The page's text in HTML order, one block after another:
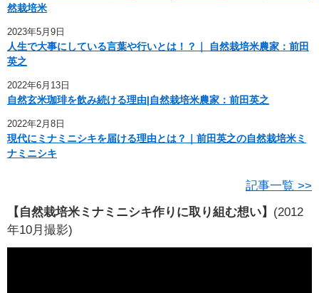
然栽培米
2023年5月9日
人生で大事にしている言葉や行いとは！？｜ 自然栽培米農家：前田
英之
2022年6月13日
自然玄米珈琲を飲み続ける理由|自然栽培米農家：前田英之
2022年2月8日
現代にミナミニシキを届ける理由とは？｜前田英之の自然栽培米ミ
ナミニシキ
記事一覧 >>
【自然栽培米ミナミニシキ作りに取り組む想い】 (2012
年10月撮影)